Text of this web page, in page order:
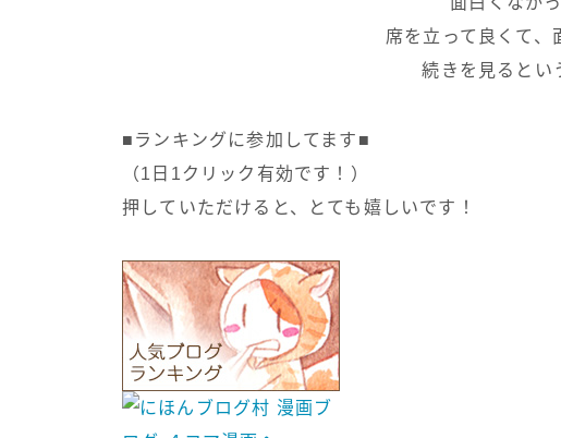
席を立って良くて、
続きを見るとい
■ランキングに参加してます■
（1日1クリック有効です！）
押していただけると、とても嬉しいです！